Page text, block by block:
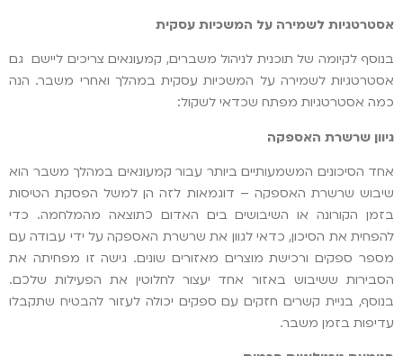
אסטרטגיות לשמירה על המשכיות עסקית
בנוסף לקיומה של תוכנית לניהול משברים, קמעונאים צריכים ליישם גם
אסטרטגיות לשמירה על המשכיות עסקית במהלך ואחרי משבר. הנה
כמה אסטרטגיות מפתח שכדאי לשקול:
גיוון שרשרת האספקה
אחד הסיכונים המשמעותיים ביותר עבור קמעונאים במהלך משבר הוא
שיבוש שרשרת האספקה – דוגמאות לזה הן למשל הפסקת הטיסות
בזמן הקורונה או השיבושים בים האדום כתוצאה מהמלחמה. כדי
להפחית את הסיכון, כדאי לגוון את שרשרת האספקה על ידי עבודה עם
מספר ספקים ורכישת מוצרים מאזורים שונים. גישה זו מפחיתה את
הסבירות ששיבוש באזור אחד יעצור לחלוטין את הפעילות שלכם.
בנוסף, בניית קשרים חזקים עם ספקים יכולה לעזור להבטיח שתקבלו
עדיפות בזמן משבר.